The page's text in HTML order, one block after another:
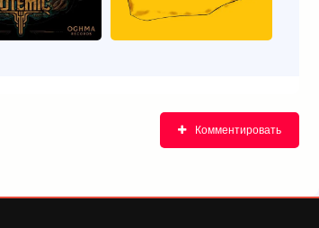
Комментировать